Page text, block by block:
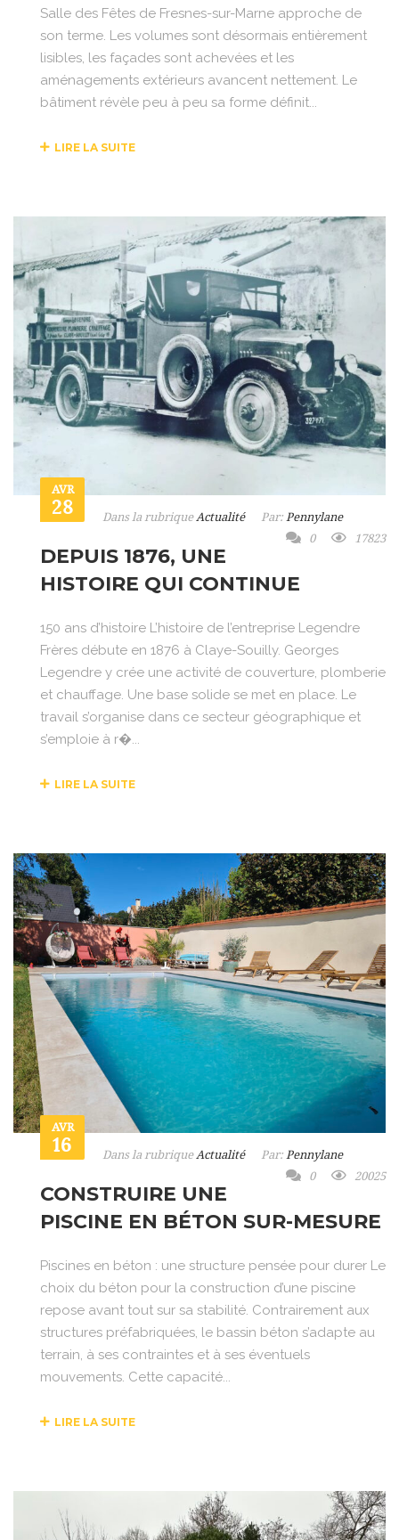
Salle des Fêtes de Fresnes-sur-Marne approche de
son terme. Les volumes sont désormais entièrement
lisibles, les façades sont achevées et les
aménagements extérieurs avancent nettement. Le
bâtiment révèle peu à peu sa forme définit...
LIRE LA SUITE
AVR
28 Dans la rubriqueActualité Par: Pennylane
0
17823
DEPUIS 1876, UNE
HISTOIRE QUI CONTINUE
150 ans d’histoire L’histoire de l’entreprise Legendre
Frères débute en 1876 à Claye-Souilly. Georges
Legendre y crée une activité de couverture, plomberie
et chauffage. Une base solide se met en place. Le
travail s’organise dans ce secteur géographique et
s’emploie à r�...
LIRE LA SUITE
AVR
16 Dans la rubrique Actualité Par: Pennylane
0
20025
CONSTRUIRE UNE
PISCINE EN BÉTON SUR-MESURE
Piscines en béton : une structure pensée pour durer Le
choix du béton pour la construction d’une piscine
repose avant tout sur sa stabilité. Contrairement aux
structures préfabriquées, le bassin béton s’adapte au
terrain, à ses contraintes et à ses éventuels
mouvements. Cette capacité...
LIRE LA SUITE